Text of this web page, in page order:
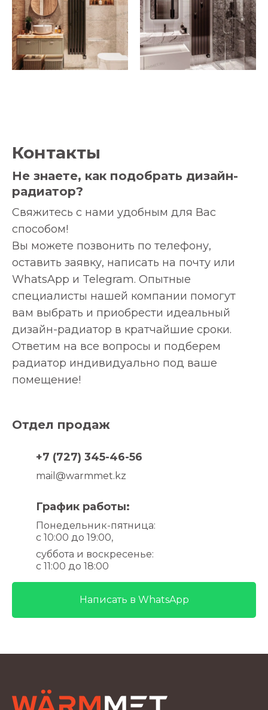
Контакты
Не знаете, как подобрать дизайн-
радиатор?
Свяжитесь с нами удобным для Вас
способом!
Вы можете позвонить по телефону,
оставить заявку, написать на почту или
WhatsApp и Telegram. Опытные
специалисты нашей компании помогут
вам выбрать и приобрести идеальный
дизайн-радиатор в кратчайшие сроки.
Ответим на все вопросы и подберем
радиатор индивидуально под ваше
помещение!
Отдел продаж
+7 (727) 345-46-56
mail@warmmet.kz
График работы:
Понедельник-пятница:
с 10:00 до 19:00,
суббота и воскресенье:
с 11:00 до 18:00
Написать в WhatsApp